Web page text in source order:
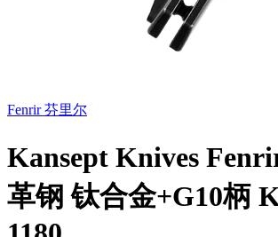
Fenrir 芬里尔
Kansept Knives
革钢 钛合金+G10柄